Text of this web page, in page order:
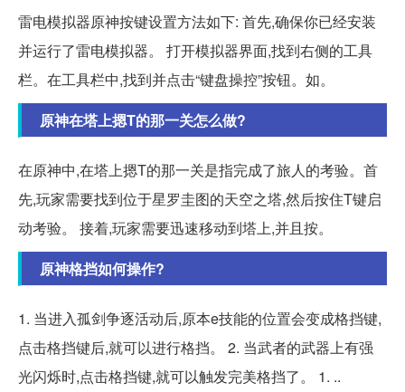
雷电模拟器原神按键设置方法如下: 首先,确保你已经安装
并运行了雷电模拟器。 打开模拟器界面,找到右侧的工具
栏。在工具栏中,找到并点击“键盘操控”按钮。如。
原神在塔上摁T的那一关怎么做?
在原神中,在塔上摁T的那一关是指完成了旅人的考验。首
先,玩家需要找到位于星罗圭图的天空之塔,然后按住T键启
动考验。 接着,玩家需要迅速移动到塔上,并且按。
原神格挡如何操作?
1. 当进入孤剑争逐活动后,原本e技能的位置会变成格挡键,
点击格挡键后,就可以进行格挡。 2. 当武者的武器上有强
光闪烁时,点击格挡键,就可以触发完美格挡了。 1. ..